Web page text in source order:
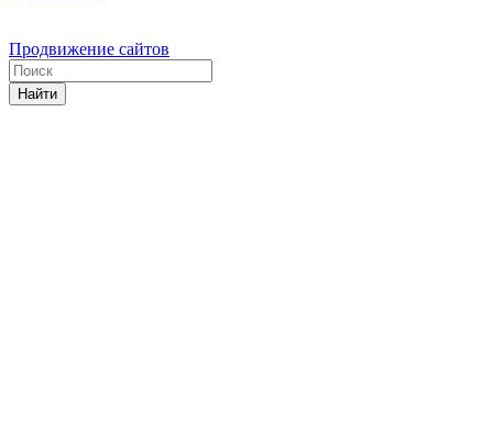
Продвижение сайтов
Найти